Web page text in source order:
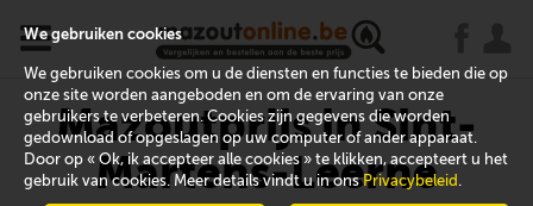
x
Mazoutprijs in Sint-
Martens-Leerne
We gebruiken cookies
We gebruiken cookies om u de diensten en functies te bieden die op
onze site worden aangeboden en om de ervaring van onze
gebruikers te verbeteren. Cookies zijn gegevens die worden
gedownload of opgeslagen op uw computer of ander apparaat.
Door op « Ok, ik accepteer alle cookies » te klikken, accepteert u het
gebruik van cookies. Meer details vindt u in onsPrivacybeleid .